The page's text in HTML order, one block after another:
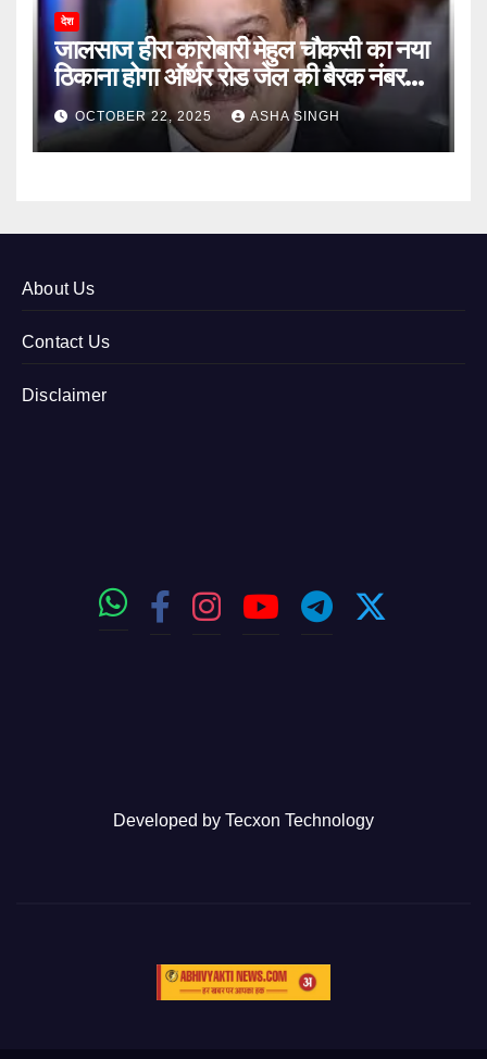
देश
जालसाज हीरा कारोबारी मेहुल चौकसी का नया
ठिकाना होगा ऑर्थर रोड जेल की बैरक नंबर
12OCTOBER 22, 2025 ASHA SINGH
About Us
Contact Us
Disclaimer
Developed by Tecxon Technology